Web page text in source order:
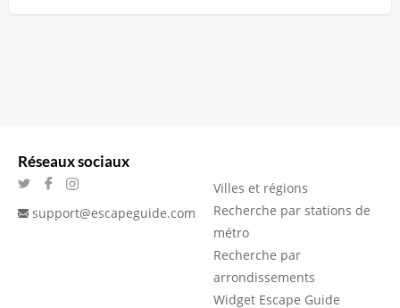
Réseaux sociaux
support@escapeguide.com
Villes et régions
Recherche par stations de
métro
Recherche par
arrondissements
Widget Escape Guide